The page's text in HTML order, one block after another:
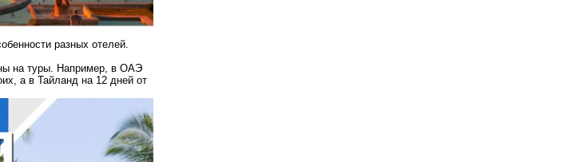
разных отелей.
на туры. Например, в ОАЭ
а в Тайланд на 12 дней от